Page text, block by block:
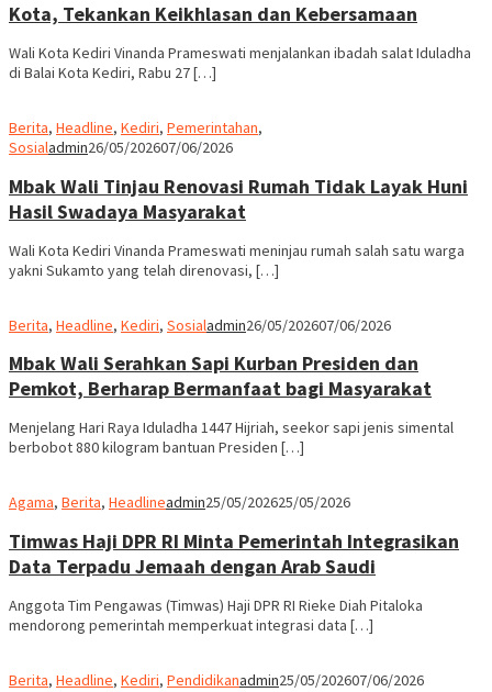
Kota, Tekankan Keikhlasan dan Kebersamaan
Wali Kota Kediri Vinanda Prameswati menjalankan ibadah salat Iduladha
di Balai Kota Kediri, Rabu 27 […]
Berita, Headline, Kediri, Pemerintahan,
Sosialadmin26/05/202607/06/2026
Mbak Wali Tinjau Renovasi Rumah Tidak Layak Huni
Hasil Swadaya Masyarakat
Wali Kota Kediri Vinanda Prameswati meninjau rumah salah satu warga
yakni Sukamto yang telah direnovasi, […]
Berita, Headline, Kediri, Sosialadmin26/05/202607/06/2026
Mbak Wali Serahkan Sapi Kurban Presiden dan
Pemkot, Berharap Bermanfaat bagi Masyarakat
Menjelang Hari Raya Iduladha 1447 Hijriah, seekor sapi jenis simental
berbobot 880 kilogram bantuan Presiden […]
Agama, Berita, Headlineadmin25/05/202625/05/2026
Timwas Haji DPR RI Minta Pemerintah Integrasikan
Data Terpadu Jemaah dengan Arab Saudi
Anggota Tim Pengawas (Timwas) Haji DPR RI Rieke Diah Pitaloka
mendorong pemerintah memperkuat integrasi data […]
Berita, Headline, Kediri, Pendidikanadmin25/05/202607/06/2026